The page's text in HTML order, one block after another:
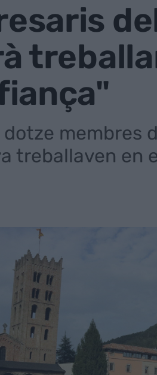
membres
treballaven en